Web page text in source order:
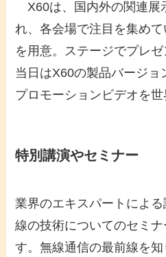
X60は、国内外の関連展
れ、各会場で注目を集め
を用意。ステージでプレゼ
当日はX60の製品バージョ
プロモーションビデオを世
特別講演やセミナー
業界のエキスパートによ
線の技術についてのセミ
す。無線通信の最前線を